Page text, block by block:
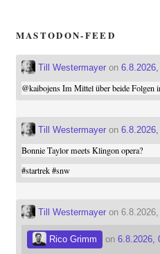
MASTODON-FEED
Till Westermayeron
@kaibojensIm Mittel über beide Folgen
Till Westermayeron
Bonnie Taylor meets Klingon opera?
#startrek #snw
Till Westermayeron 6.8.2026,
Rico Grimm on 6.8.2026,